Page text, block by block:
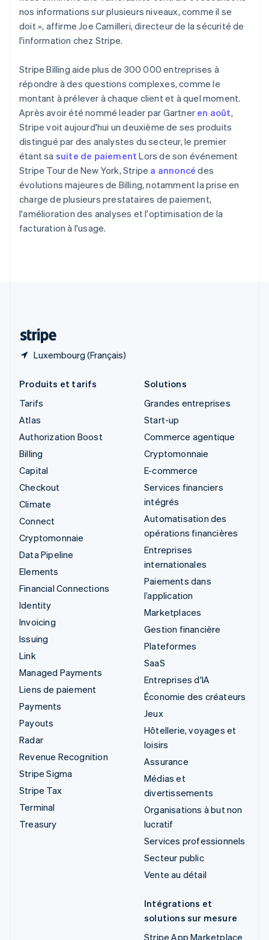
nos informations sur plusieurs niveaux, comme il se
doit », affirme Joe Camilleri, directeur de la sécurité de
l'information chez Stripe.
Stripe Billing aide plus de 300 000 entreprises à
répondre à des questions complexes, comme le
montant à prélever à chaque client et à quel moment.
Après avoir été nommé leader par Gartner en août,
Stripe voit aujourd'hui un deuxième de ses produits
distingué par des analystes du secteur, le premier
étant sa suite de paiement Lors de son événement
Stripe Tour de New York, Stripe a annoncé des
évolutions majeures de Billing, notamment la prise en
charge de plusieurs prestataires de paiement,
l'amélioration des analyses et l'optimisation de la
facturation à l'usage.
Luxembourg (Français)
English
Pays-Bas
Nederlands English
Pologne
Portugal
Português English
R.A.S. de Hong Kong, Chine
English简体中文
République tchèque
English
Roumanie
English
Royaume-Uni
English
Singapour
English 简体中文
Slovaquie
English
Produits et tarifs
Tarifs
Atlas
Authorization Boost
Billing
Capital
Checkout
Climate
Connect
Cryptomonnaie
Data Pipeline
Elements
Financial Connections
Identity
Invoicing
Issuing
Link
Managed Payments
Liens de paiement
Payments
Payouts
Radar
Revenue Recognition
Stripe Sigma
Stripe Tax
Terminal
Treasury
Solutions
Grandes entreprises
Start-up
Commerce agentique
Cryptomonnaie
E-commerce
Services financiers
intégrés
Automatisation des
opérations financières
Entreprises
internationales
Paiements dans
l’application
Marketplaces
Gestion financière
Plateformes
SaaS
Entreprises d'IA
Économie des créateurs
Jeux
Hôtellerie, voyages et
loisirs
Assurance
Médias et
divertissements
Organisations à but non
lucratif
Services professionnels
Secteur public
Vente au détail
Intégrations et
solutions sur mesure
Stripe App Marketplace